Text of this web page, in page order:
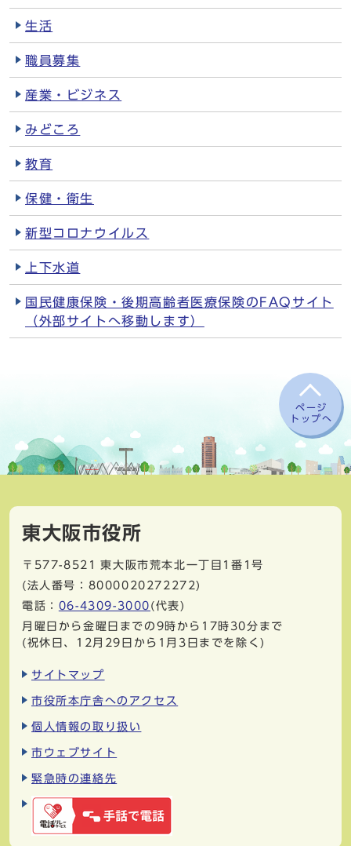
生活
職員募集
産業・ビジネス
みどころ
教育
保健・衛生
新型コロナウイルス
上下水道
国民健康保険・後期高齢者医療保険のFAQサイト
（外部サイトへ移動します）
ページ
トップへ
東大阪市役所
〒577-8521
東大阪市荒本北一丁目1番1号
(法人番号：8000020272272)
電話： 06-4309-3000 (代表)
月曜日から金曜日までの9時から17時30分まで
(祝休日、12月29日から1月3日までを除く)
サイトマップ
市役所本庁舎へのアクセス
個人情報の取り扱い
市ウェブサイト
緊急時の連絡先